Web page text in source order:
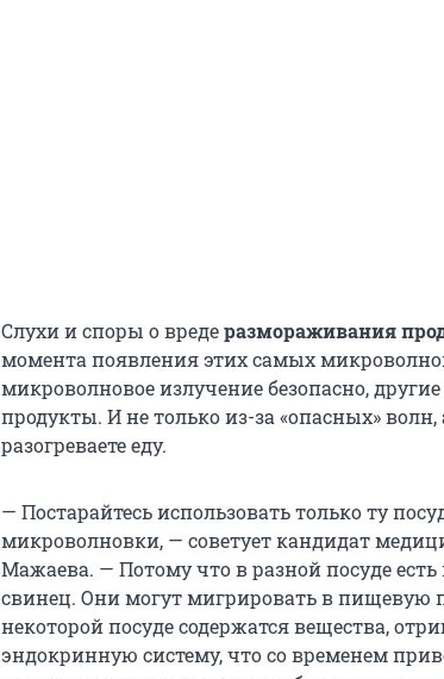
Слухи и споры о вредеразмораживания
момента появления этих самых
микроволновое излучение безопасно,
продукты. И не только из-за «опасных»
разогреваете еду.
— Постарайтесь использовать только ту
микроволновки, — советует кандидат
Мажаева. — Потому что в разной посуде
свинец. Они могут мигрировать в пищевую
некоторой посуде содержатся вещества,
эндокринную систему, что со временем